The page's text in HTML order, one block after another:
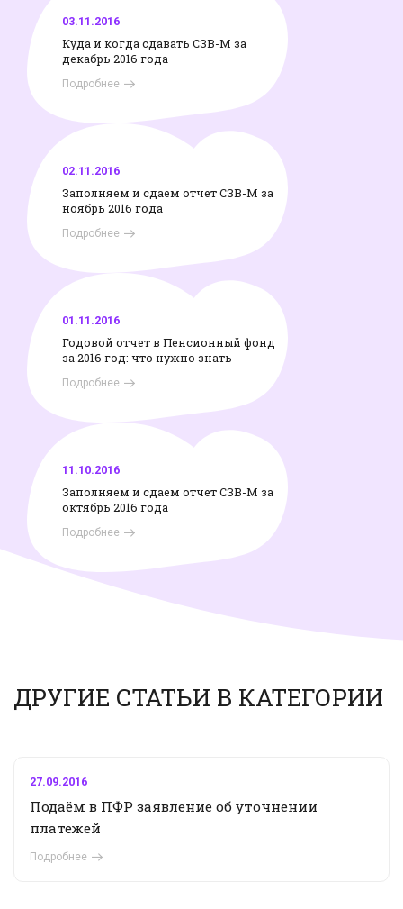
03.11.2016
Куда и когда сдавать СЗВ-М за
декабрь 2016 года
Подробнее
02.11.2016
Заполняем и сдаем отчет СЗВ-М за
ноябрь 2016 года
Подробнее
01.11.2016
Годовой отчет в Пенсионный фонд
за 2016 год: что нужно знать
Подробнее
11.10.2016
Заполняем и сдаем отчет СЗВ-М за
октябрь 2016 года
Подробнее
ДРУГИЕ СТАТЬИ В КАТЕГОРИИ
27.09.2016
Подаём в ПФР заявление об уточнении
платежей
Подробнее